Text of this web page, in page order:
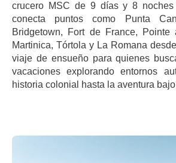
crucero MSC de 9 días y 8
conecta puntos como Punta
Bridgetown, Fort de France, Pointe
Martinica, Tórtola y La Romana
viaje de ensueño para quienes
vacaciones explorando entornos
historia colonial hasta la aventura